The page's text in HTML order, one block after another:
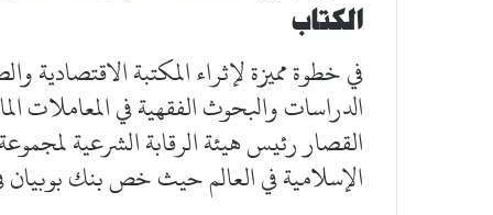
الكتاب
في خطوة مميزة لإثراء المكتبة
الدراسات والبحوث الفقهية في المعاملات
القصار رئيس هيئة الرقابة الشرعية
الإسلامية في العالم حيث خص بنك بوبيان